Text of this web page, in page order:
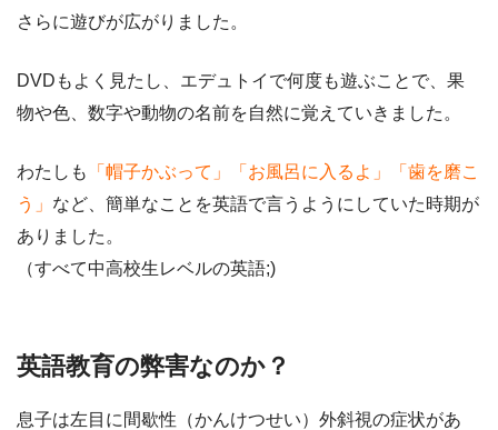
さらに遊びが広がりました。
DVDもよく見たし、エデュトイで何度も遊ぶことで、 果
物や色、数字や動物の名前を自然に覚えていきました。
わたしも
「帽子かぶって」「お風呂に入るよ」「歯を磨こ
う」 など、簡単なことを英語で言うようにしていた時期が
ありました。
（すべて中高校生レベルの英語;)
英語教育の弊害なのか？
息子は左目に間歇性（かんけつせい）外斜視の症状があ